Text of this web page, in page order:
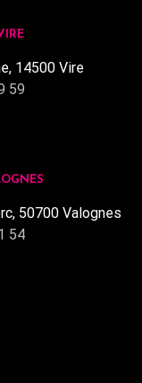
14500 Vire
59
50700 Valognes
54